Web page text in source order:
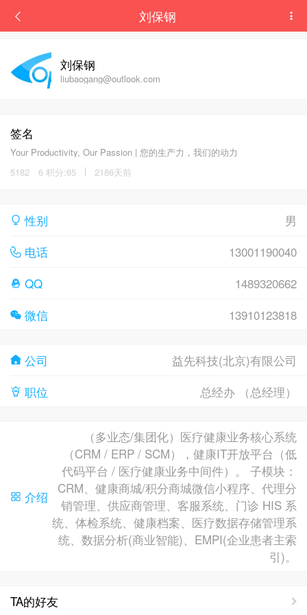
刘保钢
刘保钢
liubaogang@outlook.com
签名
Your Productivity, Our Passion | 您的生产力，我们的动力
5182
6 积分:65 2186天前
性别
男
电话
13001190040
QQ
1489320662
微信
13910123818
公司
益先科技(北京)有限公司
职位
总经办 （总经理）
介绍
（多业态/集团化）医疗健康业务核心系统
（CRM / ERP / SCM），健康IT开放平台（低
代码平台 / 医疗健康业务中间件）。 子模块：
CRM、健康商城/积分商城微信小程序、代理分
销管理、供应商管理、客服系统、门诊 HIS 系
统、体检系统、健康档案、医疗数据存储管理系
统、数据分析(商业智能)、EMPI(企业患者主索
引)。
TA的好友